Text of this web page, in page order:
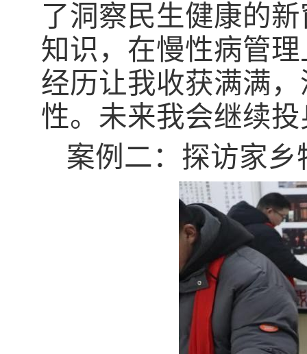
了洞察民生健康的
知识，在慢性病管
经历让我收获满满
性。未来我会继续
案例二：探访家